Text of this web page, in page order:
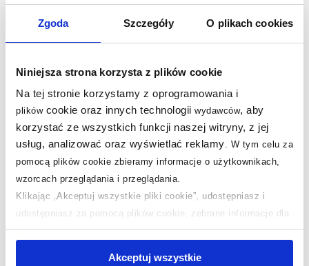
Zgoda Szczegóły O plikach cookies
Niniejsza strona korzysta z plików cookie
Na tej stronie korzystamy z oprogramowania i
plikówcookie oraz innych technologii wydawców, aby
korzystać ze wszystkich funkcji naszej witryny, z jej
usług, analizować oraz wyświetlać reklamy. W tym celu za
pomocą plików cookie zbieramy informacje o użytkownikach,
wzorcach przeglądania i przeglądania.
Klikając „Akceptuj wszystkie pliki cookie”, udostępniasz i
udostępniasz za pomocą plików cookie, zebrane informacje dla
użytkowników zewnętrznych, a także nasi partnerzy reklamowi.
Akceptuj wszystkie
RYSUNEK TECHNICZNY GRZEJNIKA